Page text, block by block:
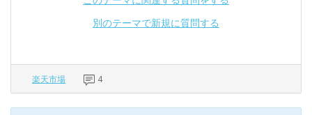
別のテーマで新規に質問する
楽天市場 4